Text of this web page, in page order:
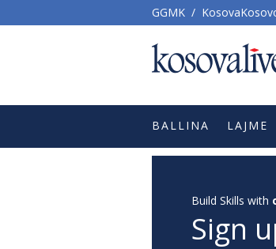
GGMK /
BALLINA LAJME
Build Skills with
Sign